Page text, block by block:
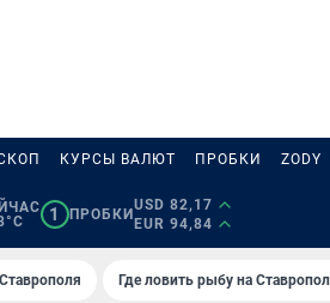
КУРСЫ ВАЛЮТ ПРОБКИ ZODY
1 ПРОБКИ
USD 82,17
EUR 94,84
Где ловить рыбу на